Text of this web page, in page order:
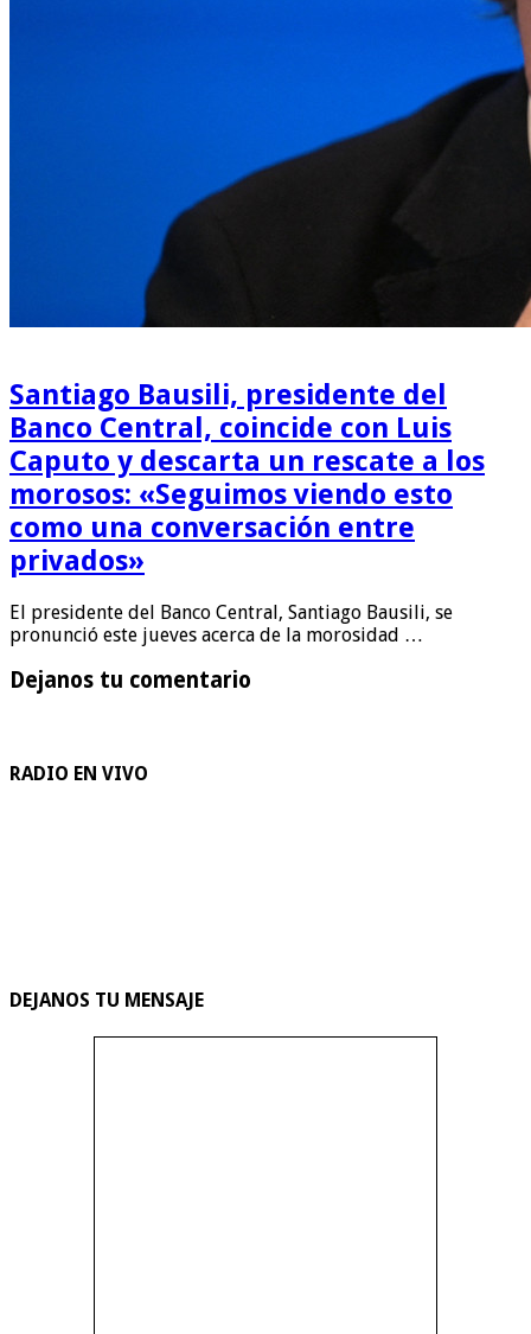
Santiago Bausili, presidente del
Banco Central, coincide con Luis
Caputo y descarta un rescate a los
morosos: «Seguimos viendo esto
como una conversación entre
privados»
El presidente del Banco Central, Santiago Bausili, se
pronunció este jueves acerca de la morosidad …
Dejanos tu comentario
RADIO EN VIVO
DEJANOS TU MENSAJE